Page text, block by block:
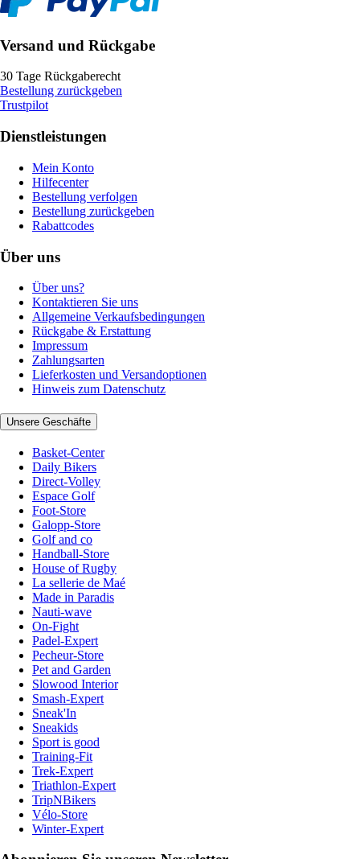
Versand und Rückgabe
30 Tage Rückgaberecht
Bestellung zurückgeben
Trustpilot
Dienstleistungen
Mein Konto
Hilfecenter
Bestellung verfolgen
Bestellung zurückgeben
Rabattcodes
Über uns
Über uns?
Kontaktieren Sie uns
Allgemeine Verkaufsbedingungen
Rückgabe & Erstattung
Impressum
Zahlungsarten
Lieferkosten und Versandoptionen
Hinweis zum Datenschutz
Unsere Geschäfte
Basket-Center
Daily Bikers
Direct-Volley
Espace Golf
Foot-Store
Galopp-Store
Golf and co
Handball-Store
House of Rugby
La sellerie de Maé
Made in Paradis
Nauti-wave
On-Fight
Padel-Expert
Pecheur-Store
Pet and Garden
Slowood Interior
Smash-Expert
Sneak'In
Sneakids
Sport is good
Training-Fit
Trek-Expert
Triathlon-Expert
TripNBikers
Vélo-Store
Winter-Expert